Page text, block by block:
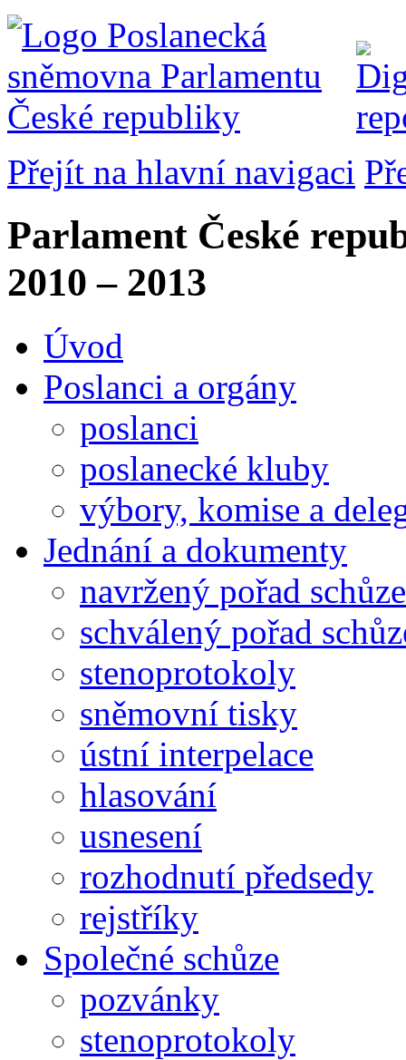
Přejít na hlavní navigaci
Parlament České
2010 – 2013
Úvod
Poslanci a orgány
poslanci
poslanecké kluby
výbory, komise a
Jednání a dokumenty
navržený pořad schůze
schválený pořad
stenoprotokoly
sněmovní tisky
ústní interpelace
hlasování
usnesení
rozhodnutí předsedy
rejstříky
Společné schůze
pozvánky
stenoprotokoly